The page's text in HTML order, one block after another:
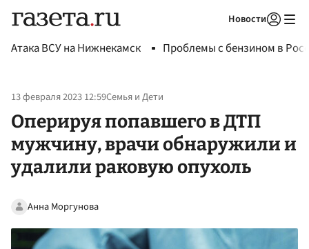
Новости
Атака ВСУ на Нижнекамск Проблемы с бензином в
13 февраля 2023 12:59Семья и Дети
Оперируя попавшего в ДТП
мужчину, врачи обнаружили и
удалили раковую опухоль
Анна Моргунова